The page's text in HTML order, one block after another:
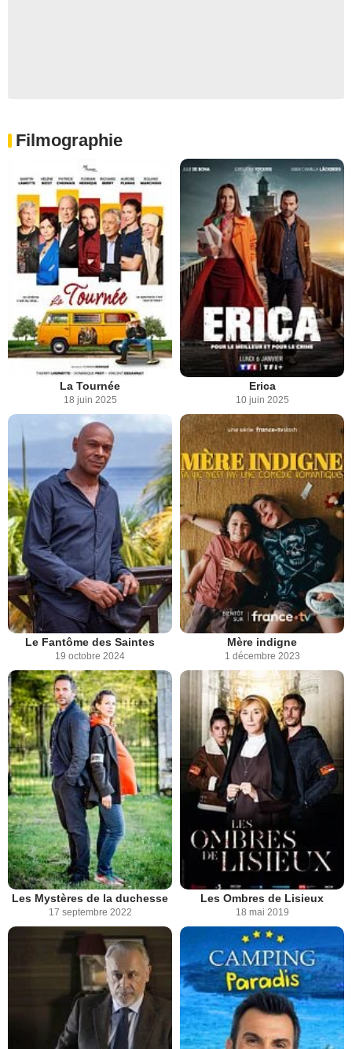
Filmographie
La Tournée
18 juin 2025
Erica
10 juin 2025
Le Fantôme des Saintes
19 octobre 2024
Mère indigne
1 décembre 2023
Les Mystères de la duchesse
17 septembre 2022
Les Ombres de Lisieux
18 mai 2019